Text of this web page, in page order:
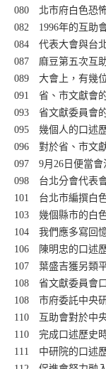
080 北市府白色恐
082 1996年的互助
084 代表大會與台
087 麻豆第五次互
089 大會上，有幾
091 省、市文獻會
093 省文獻委員會
095 幾個人的口述
096 對於省、市文
097 9月26日便當會
098 台北分會代表
101 台北市編撰白
103 幾個縣市的白
104 我們應多寫回
106 陳明忠的口述
107 葉盛吉獲另類
108 省文獻委員會
108 市府委託中央
110 互助會對於中
110 完成口述歷史
111 中研院的口述